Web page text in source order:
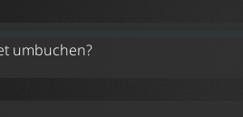
umbuchen?